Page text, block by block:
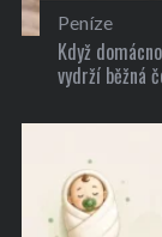
Peníze
Když
vydrží běžná